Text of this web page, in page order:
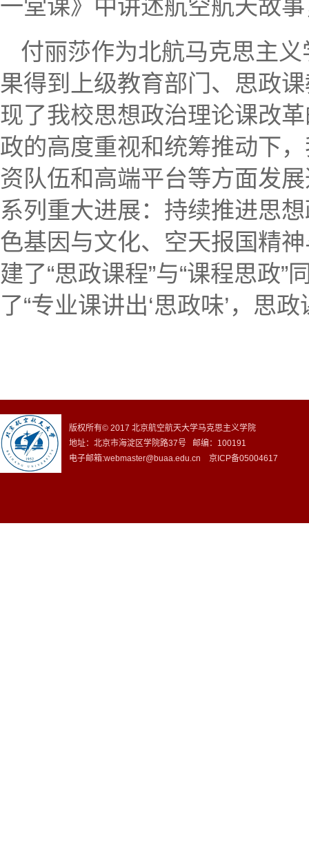
一堂课》中讲述航空航天故
付丽莎作为北航马克思主
果得到上级教育部门、思政
现了我校思想政治理论课改
政的高度重视和统筹推动下
资队伍和高端平台等方面发
系列重大进展：持续推进思
色基因与文化、空天报国精
建了“思政课程”与“课程思政
了“专业课讲出‘思政味’，思
版权所有© 2017 北京航空航天大学马克思主义学院
地址：北京市海淀区学院路37号 邮编：100191
电子邮箱:webmaster@buaa.edu.cn 京ICP备05004617